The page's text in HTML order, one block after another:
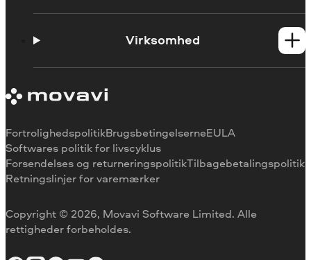
Systemkrav
Refusion
Virksomhed
Udtalelser
Hvorfor vælge os
Copyright © 2026, Movavi Software Limited. Alle
rettigheder forbeholdes.
FortrolighedspolitikBrugsbetingelserneEULA
Softwares politik for livscyklus
Forsendelses og returneringspolitikTilbagebetalingspolitik
Retningslinjer for varemærker